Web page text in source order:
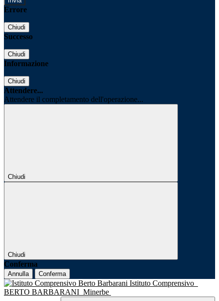
Errore
Chiudi
Successo
Chiudi
Informazione
Chiudi
Attendere...
Attendere il completamento dell'operazione...
Chiudi
Chiudi
Conferma
Annulla Conferma
Istituto Comprensivo
BERTO BARBARANI Minerbe